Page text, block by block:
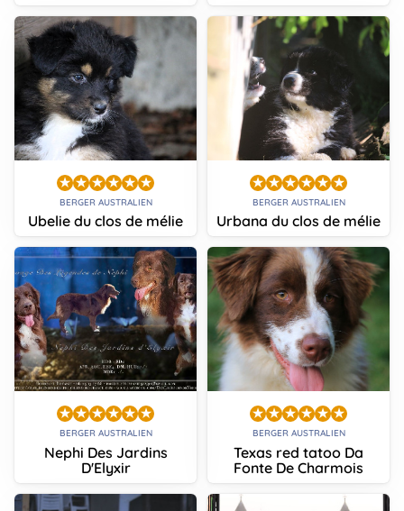
BERGER AUSTRALIEN
Ubelie du clos de mélie
BERGER AUSTRALIEN
Urbana du clos de mélie
BERGER AUSTRALIEN
Nephi Des Jardins
D'Elyxir
BERGER AUSTRALIEN
Texas red tatoo Da
Fonte De Charmois